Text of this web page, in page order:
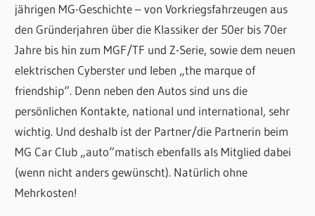
jährigen MG-Geschichte – von Vorkriegsfahrzeugen aus
den Gründerjahren über die Klassiker der 50er bis 70er
Jahre bis hin zum MGF/TF und Z-Serie, sowie dem neuen
elektrischen Cyberster und leben „the marque of
friendship“. Denn neben den Autos sind uns die
persönlichen Kontakte, national und international, sehr
wichtig. Und deshalb ist der Partner/die Partnerin beim
MG Car Club „auto“matisch ebenfalls als Mitglied dabei
(wenn nicht anders gewünscht). Natürlich ohne
Mehrkosten!